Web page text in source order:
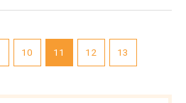
10 11 12 13